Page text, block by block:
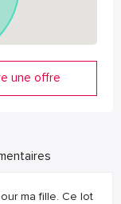
une offre
ma fille. Ce lot